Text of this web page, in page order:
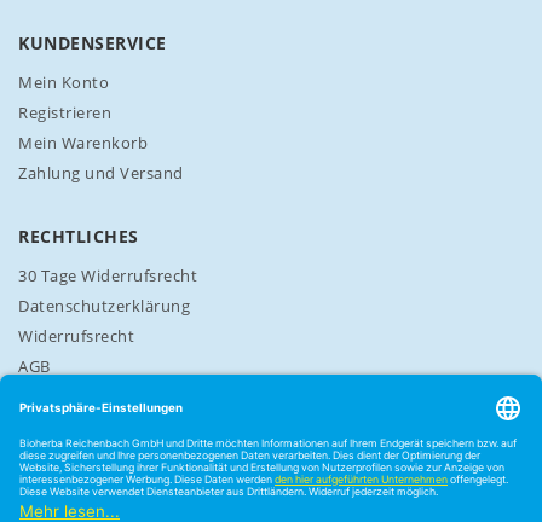
n
KUNDENSERVICE
Mein Konto
Registrieren
Mein Warenkorb
Zahlung und Versand
RECHTLICHES
30 Tage Widerrufsrecht
Datenschutzerklärung
Widerrufsrecht
AGB